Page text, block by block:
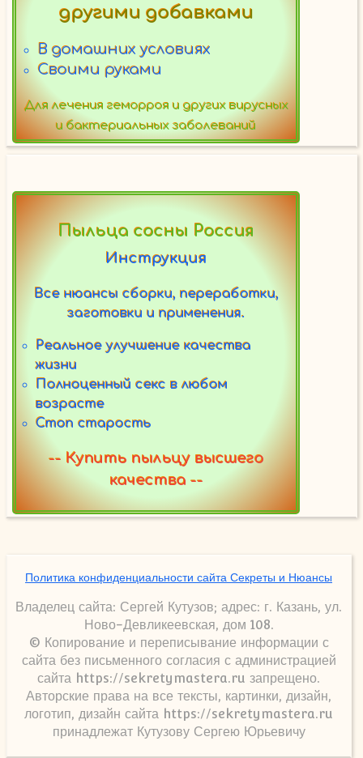
другими добавками
В домашних условиях
Своими руками
Для лечения геморроя и других вирусных
и бактериальных заболеваний
Пыльца сосны Россия
Инструкция
Все нюансы сборки, переработки,
заготовки и применения.
Реальное улучшение качества
жизни
Полноценный секс в любом
возрасте
Стоп старость
-- Купить пыльцу высшего
качества --
Политика конфиденциальности сайта Секреты и Нюансы
Владелец сайта: Сергей Кутузов; адрес: г. Казань, ул.
Ново-Девликеевская, дом 108.
© Копирование и переписывание информации с
сайта без письменного согласия с администрацией
сайта https://sekretymastera.ru запрещено.
Авторские права на все тексты, картинки, дизайн,
логотип, дизайн сайта https://sekretymastera.ru
принадлежат Кутузову Сергею Юрьевичу